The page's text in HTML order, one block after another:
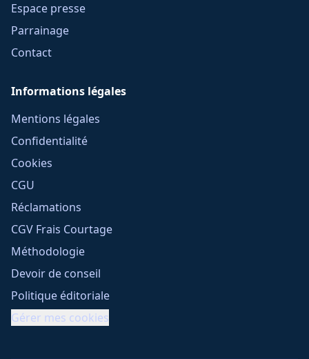
Espace presse
Parrainage
Contact
Informations légales
Mentions légales
Confidentialité
Cookies
CGU
Réclamations
CGV Frais Courtage
Méthodologie
Devoir de conseil
Politique éditoriale
Gérer mes cookies